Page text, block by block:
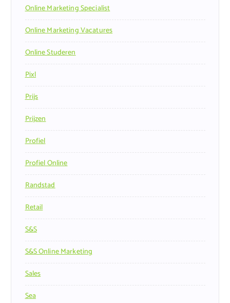
Online Marketing Specialist
Online Marketing Vacatures
Online Studeren
Pixl
Prijs
Prijzen
Profiel
Profiel Online
Randstad
Retail
S&s
S&s Online Marketing
Sales
Sea